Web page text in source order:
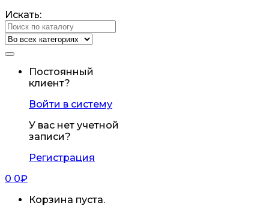
Искать:
Постоянный
клиент?
Войти в систему
У вас нет учетной
записи?
Регистрация
0 0₽
Корзина пуста.